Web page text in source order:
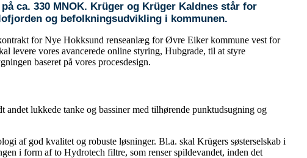
ca. 330 MNOK. Krüger og Krüger Kaldnes står for
og befolkningsudvikling i kommunen.
for Nye Hokksund renseanlæg for Øvre Eiker kommune vest for
levere vores avancerede online styring, Hubgrade, til at styre
baseret på vores procesdesign.
lukkede tanke og bassiner med tilhørende punktudsugning og
af god kvalitet og robuste løsninger. Bl.a. skal Krügers søsterselskab i
i form af to Hydrotech filtre, som renser spildevandet, inden det